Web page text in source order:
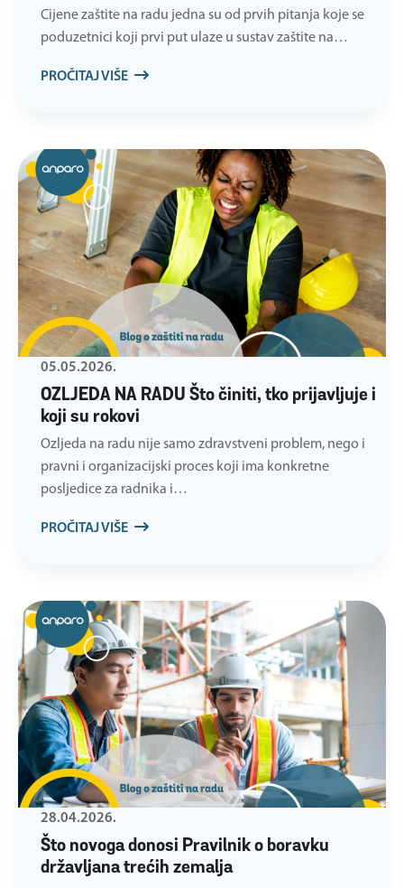
Cijene zaštite na radu jedna su od prvih pitanja koje se
poduzetnici koji prvi put ulaze u sustav zaštite na…
PROČITAJ VIŠE
OZLJEDA NA RADU Što činiti, tko prijavljuje i
koji su rokovi
05.05.2026.
Ozljeda na radu nije samo zdravstveni problem, nego i
pravni i organizacijski proces koji ima konkretne
posljedice za radnika i…
PROČITAJ VIŠE
Što novoga donosi Pravilnik o boravku
državljana trećih zemalja
28.04.2026.